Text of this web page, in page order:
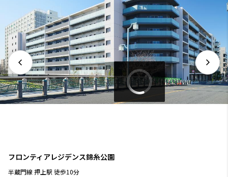
フロンティアレジデンス錦糸公園
半蔵門線 押上駅 徒歩10分